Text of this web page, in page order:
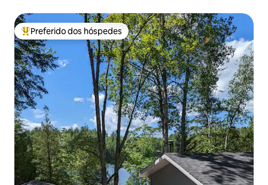
Entre os melhores preferidos dos hóspedes
Preferido dos hóspedes